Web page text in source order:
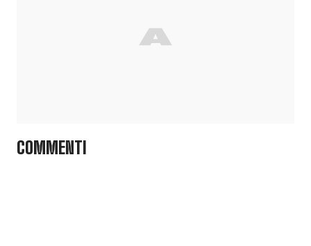
COMMENTI